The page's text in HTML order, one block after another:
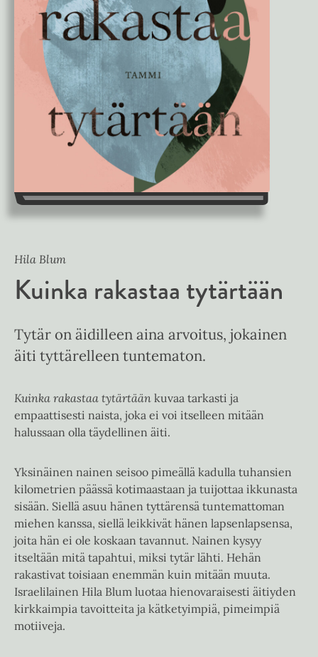
Hila Blum
Kuinka rakastaa tytärtään
Tytär on äidilleen aina arvoitus, jokainen
äiti tyttärelleen tuntematon.
Kuinka rakastaa tytärtään kuvaa tarkasti ja
empaattisesti naista, joka ei voi itselleen mitään
halussaan olla täydellinen äiti.
Yksinäinen nainen seisoo pimeällä kadulla tuhansien
kilometrien päässä kotimaastaan ja tuijottaa ikkunasta
sisään. Siellä asuu hänen tyttärensä tuntemattoman
miehen kanssa, siellä leikkivät hänen lapsenlapsensa,
joita hän ei ole koskaan tavannut. Nainen kysyy
itseltään mitä tapahtui, miksi tytär lähti. Hehän
rakastivat toisiaan enemmän kuin mitään muuta.
Israelilainen Hila Blum luotaa hienovaraisesti äitiyden
kirkkaimpia tavoitteita ja kätketyimpiä, pimeimpiä
motiiveja.